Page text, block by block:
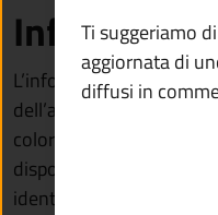
Informativa
L’informativa è resa ai
dell’articolo 14 del
coloro che effettuano
disponibili dall’Ente
identificazione tramite il
Ti suggeriamo
aggiornata di
diffusi in